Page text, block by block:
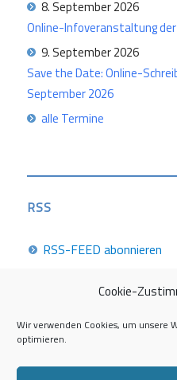
Cookie-
Wir verwenden Cookies, um unsere
optimieren.
8. September 2026
Online-Infoveranstaltung der
9. September 2026
Save the Date: Online-
September 2026
alle Termine
RSS
RSS-FEED abonnieren
Career Week 2026
Die Career Center im